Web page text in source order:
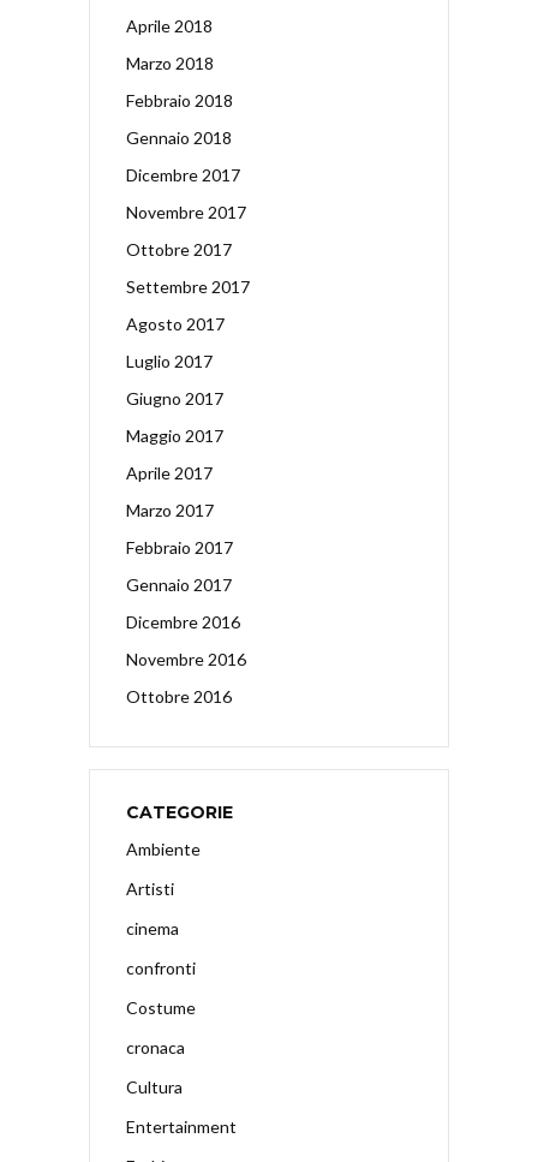
Aprile 2018
Marzo 2018
Febbraio 2018
Gennaio 2018
Dicembre 2017
Novembre 2017
Ottobre 2017
Settembre 2017
Agosto 2017
Luglio 2017
Giugno 2017
Maggio 2017
Aprile 2017
Marzo 2017
Febbraio 2017
Gennaio 2017
Dicembre 2016
Novembre 2016
Ottobre 2016
CATEGORIE
Ambiente
Artisti
cinema
confronti
Costume
cronaca
Cultura
Entertainment